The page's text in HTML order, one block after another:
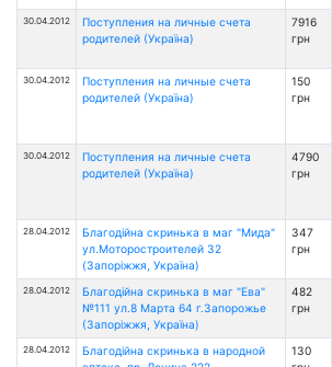
30.04.2012
Поступления на личные счета
родителей (Україна)
7916
грн
30.04.2012
Поступления на личные счета
родителей (Україна)
150
грн
30.04.2012
Поступления на личные счета
родителей (Україна)
4790
грн
28.04.2012
Благодійна скринька в маг "Мида"
ул.Моторостроителей 32
(Запоріжжя, Україна)
347
грн
28.04.2012
Благодійна скринька в маг "Ева"
№111 ул.8 Марта 64 г.Запорожье
(Запоріжжя, Україна)
482
грн
28.04.2012
Благодійна скринька в народной
130